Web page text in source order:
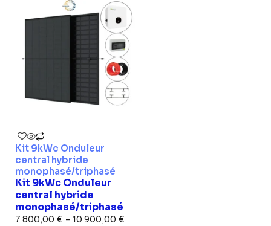
Kit 9kWc Onduleur
central hybride
monophasé/triphasé
Kit 9kWc Onduleur
central hybride
monophasé/triphasé
7 800,00 € – 10 900,00 €